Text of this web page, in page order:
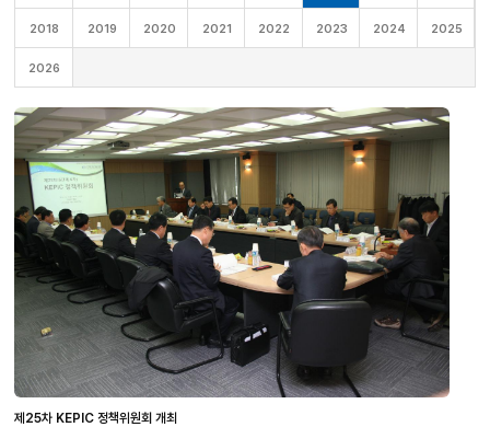
2018 2019 2020 2021 2022 2023 2024 2025
2026
제25차 KEPIC 정책위원회 개최